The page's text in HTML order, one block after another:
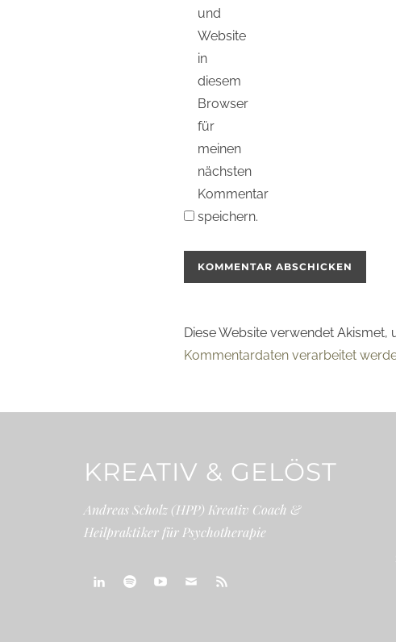
und
Website
in
diesem
Browser
für
meinen
nächsten
Kommentar
speichern.
Diese Website verwendet Akismet,
Kommentardaten verarbeitet
KREATIV & GELÖST
Andreas Scholz (HPP) Kreativ Coach &
Heilpraktiker für Psychotherapie